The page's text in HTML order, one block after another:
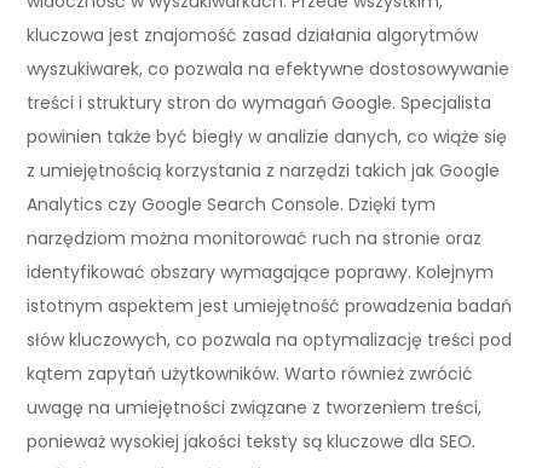
kluczowa jest znajomość zasad działania algorytmów
wyszukiwarek, co pozwala na efektywne dostosowywanie
treści i struktury stron do wymagań Google. Specjalista
powinien także być biegły w analizie danych, co wiąże się
z umiejętnością korzystania z narzędzi takich jak Google
Analytics czy Google Search Console. Dzięki tym
narzędziom można monitorować ruch na stronie oraz
identyfikować obszary wymagające poprawy. Kolejnym
istotnym aspektem jest umiejętność prowadzenia badań
słów kluczowych, co pozwala na optymalizację treści pod
kątem zapytań użytkowników. Warto również zwrócić
uwagę na umiejętności związane z tworzeniem treści,
ponieważ wysokiej jakości teksty są kluczowe dla SEO.